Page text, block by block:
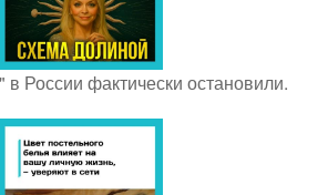
России фактически остановили.